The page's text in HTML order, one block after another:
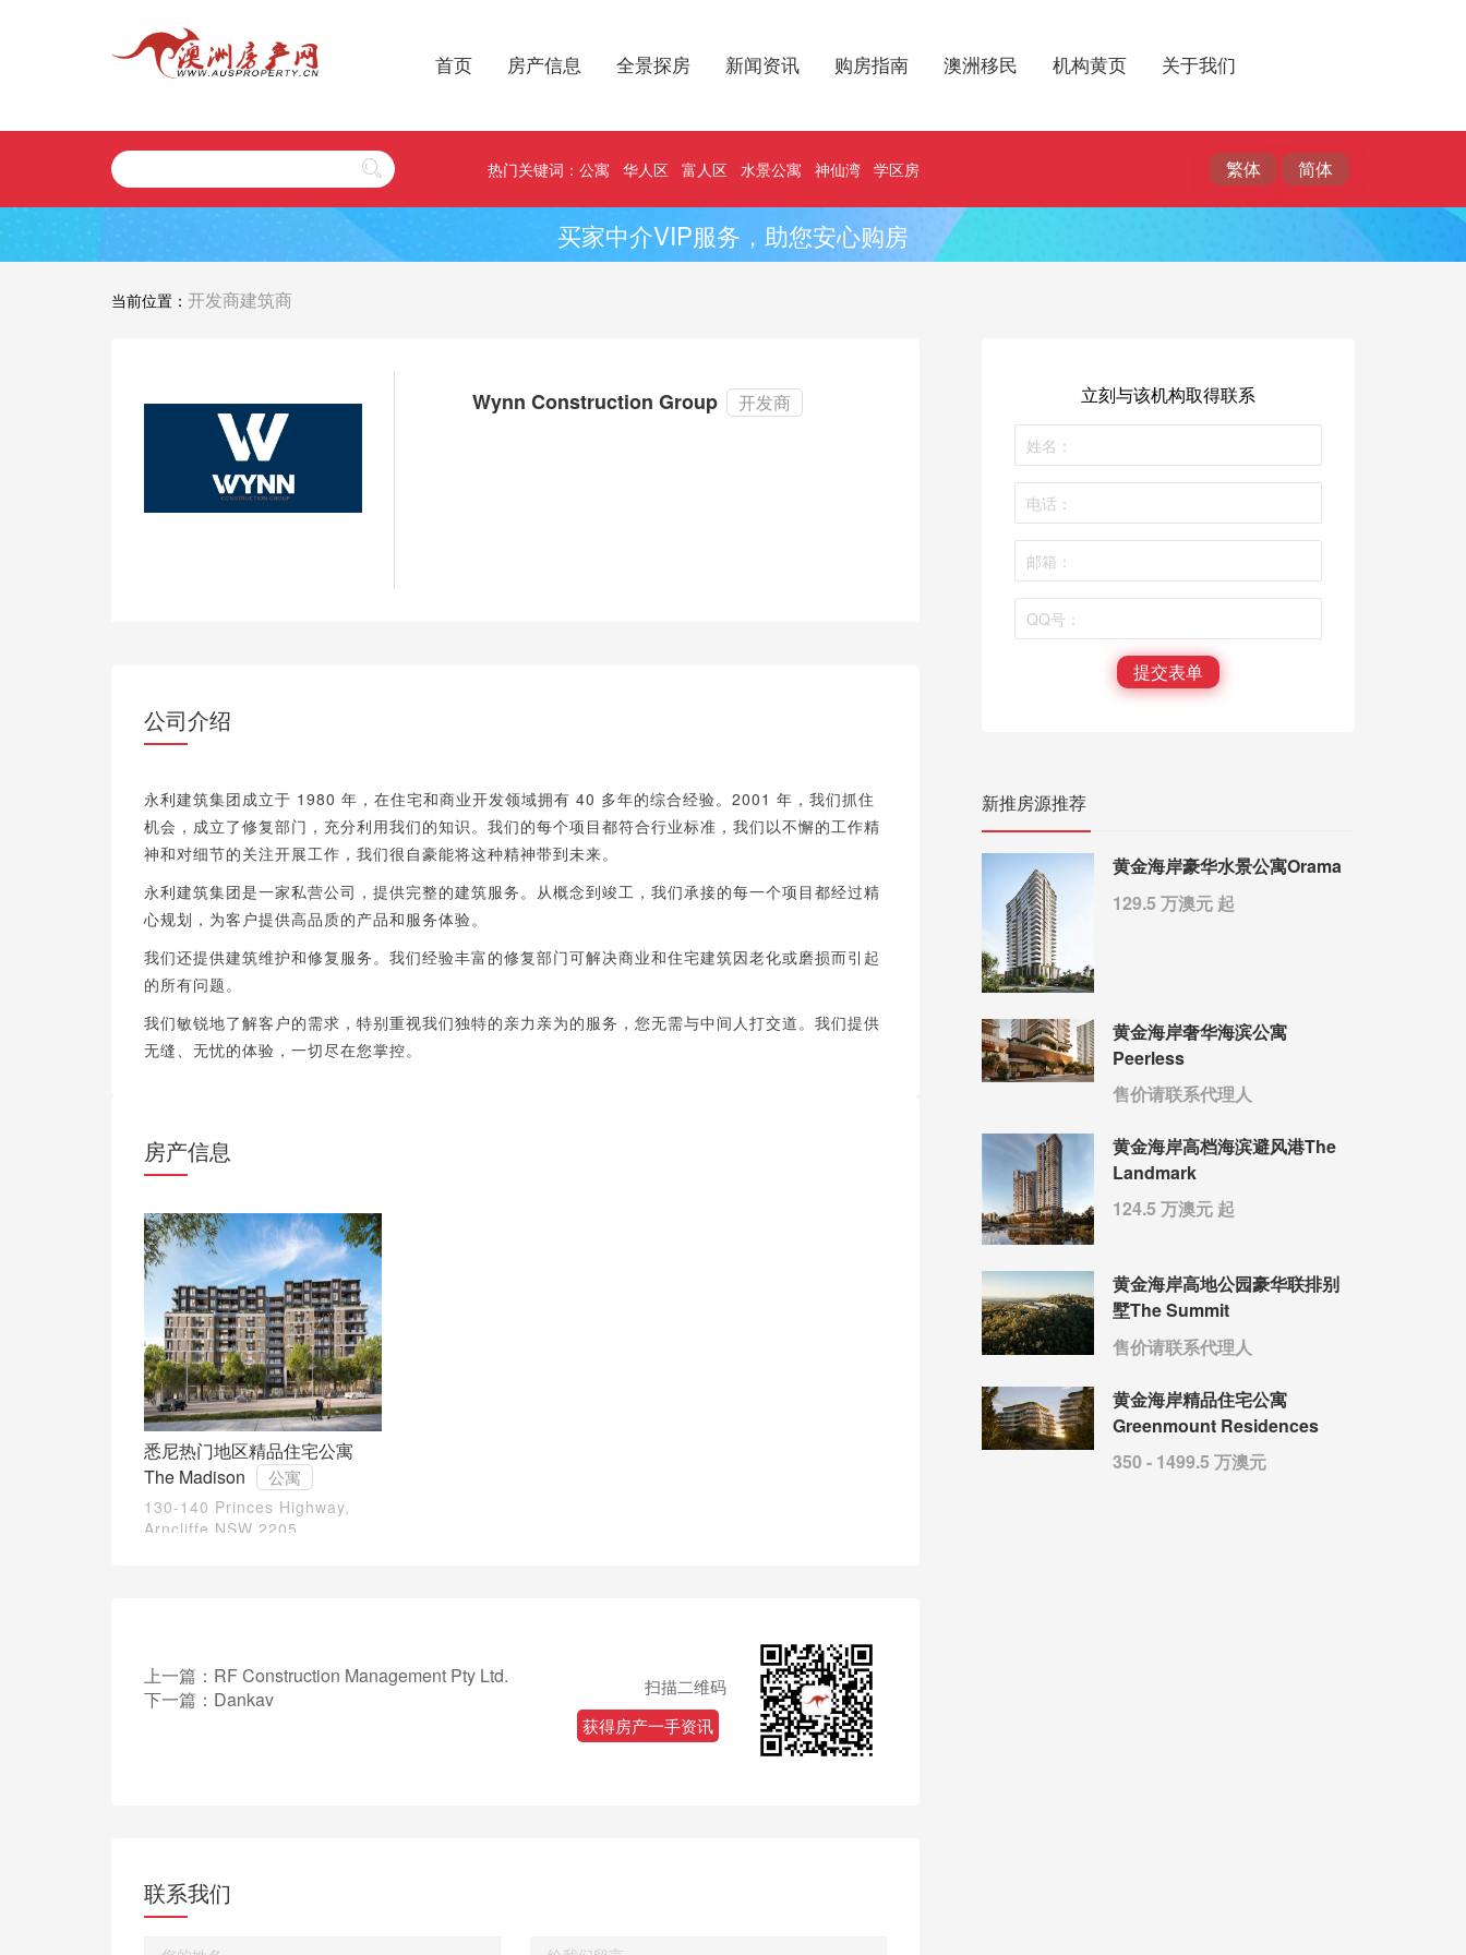
首页 房产信息 全景探房 新闻资讯 购房指南 澳洲移民 机构黄页 关于我们
热门关键词： 公寓 华人区 富人区 水景公寓 神仙湾 学区房
买家中介VIP服务，助您安心购房
当前位置： 开发商建筑商
Wynn Construction Group 开发商
公司介绍
永利建筑集团成立于 1980 年，在住宅和商业开发领域拥有 40 多年的综合经验。2001 年，我们抓住
机会，成立了修复部门，充分利用我们的知识。我们的每个项目都符合行业标准，我们以不懈的工作精
神和对细节的关注开展工作，我们很自豪能将这种精神带到未来。
永利建筑集团是一家私营公司，提供完整的建筑服务。从概念到竣工，我们承接的每一个项目都经过精
心规划，为客户提供高品质的产品和服务体验。
我们还提供建筑维护和修复服务。我们经验丰富的修复部门可解决商业和住宅建筑因老化或磨损而引起
的所有问题。
我们敏锐地了解客户的需求，特别重视我们独特的亲力亲为的服务，您无需与中间人打交道。我们提供
无缝、无忧的体验，一切尽在您掌控。
房产信息
悉尼热门地区精品住宅公寓
The Madison
公寓
130-140 Princes Highway,
Arncliffe NSW 2205
上一篇： RF Construction Management Pty Ltd.
下一篇： Dankav
扫描二维码
获得房产一手资讯
联系我们
立刻与该机构取得联系
提交表单
新推房源推荐
黄金海岸豪华水景公寓Orama
129.5 万澳元 起
黄金海岸奢华海滨公寓
Peerless
售价请联系代理人
黄金海岸高档海滨避风港The
Landmark
124.5 万澳元 起
黄金海岸高地公园豪华联排别
墅The Summit
售价请联系代理人
黄金海岸精品住宅公寓
Greenmount Residences
350 - 1499.5 万澳元